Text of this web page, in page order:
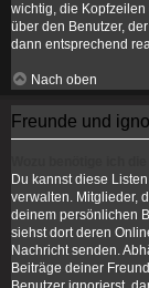
wichtig, die
über den Benutzer,
dann entsprechend
Nach oben
Freunde und
Du kannst diese
verwalten. Mitglieder,
deinem persönlichen
siehst dort deren
Nachricht senden.
Beiträge deiner